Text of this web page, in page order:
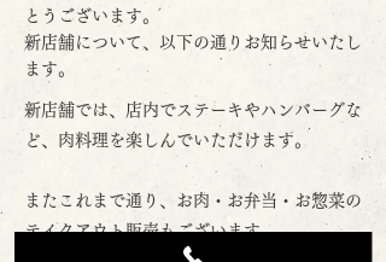
とうございます。
新店舗について、以下の通りお知らせいたし
ます。
新店舗では、店内でステーキやハンバーグな
ど、肉料理を楽しんでいただけます。
またこれまで通り、お肉・お弁当・お惣菜の
テイクアウト販売もございます。